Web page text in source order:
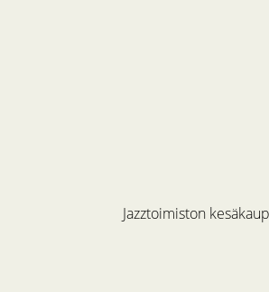
Jazztoimiston